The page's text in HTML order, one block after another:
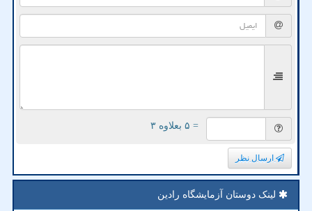
= ۵ بعلاوه ۳
ارسال نظر
لینک دوستان آزمایشگاه رادین